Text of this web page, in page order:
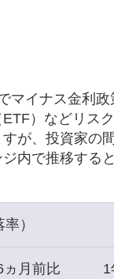
マイナス金利政
）などリス
が、投資家の
内で推移する
）
ヵ月前比 1